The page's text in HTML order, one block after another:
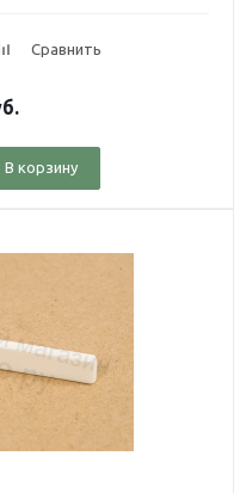
Сравнить
В корзину